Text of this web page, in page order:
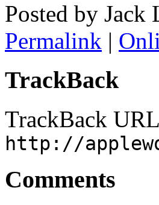
Posted by
Permalink |
TrackBack
TrackBack
http://
Comments